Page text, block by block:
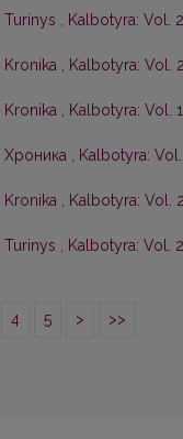
Turinys , Kalbotyra: Vol.
Kronika , Kalbotyra: Vol.
Kronika , Kalbotyra: Vol.
Хроника , Kalbotyra:
Kronika , Kalbotyra: Vol.
Turinys , Kalbotyra: Vol.
4 5 > >>